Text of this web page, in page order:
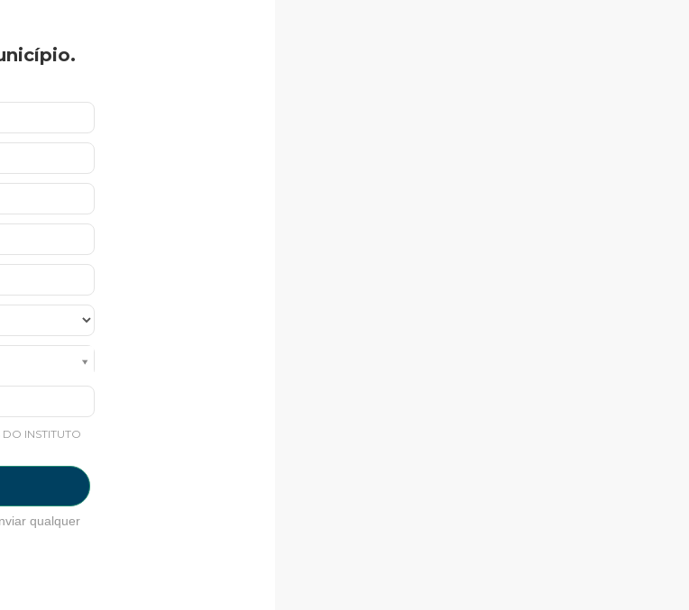
INSTITUTO
qualquer